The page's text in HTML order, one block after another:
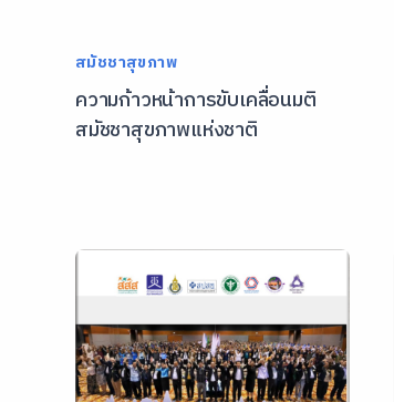
สมัชชาสุขภาพ
ความก้าวหน้าการขับเคลื่อนมติ
สมัชชาสุขภาพแห่งชาติ